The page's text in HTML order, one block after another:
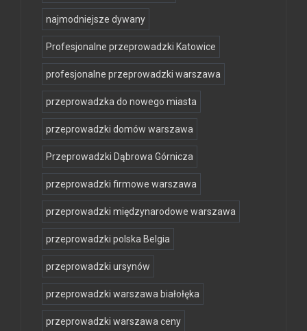
najmodniejsze dywany
Profesjonalne przeprowadzki Katowice
profesjonalne przeprowadzki warszawa
przeprowadzka do nowego miasta
przeprowadzki domów warszawa
Przeprowadzki Dąbrowa Górnicza
przeprowadzki firmowe warszawa
przeprowadzki międzynarodowe warszawa
przeprowadzki polska Belgia
przeprowadzki ursynów
przeprowadzki warszawa białołęka
przeprowadzki warszawa ceny